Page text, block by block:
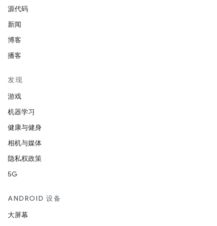
源代码
新闻
博客
播客
发现
游戏
机器学习
健康与健身
相机与媒体
隐私权政策
5G
ANDROID 设备
大屏幕